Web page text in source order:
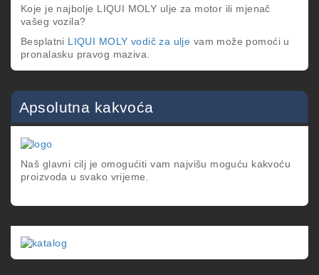
Koje je najbolje LIQUI MOLY ulje za motor ili mjenač
vašeg vozila?
Besplatni LIQUI MOLY vodič za ulje vam može pomoći u
pronalasku pravog maziva.
Apsolutna kakvoća
Naš glavni cilj je omogućiti vam najvišu moguću kakvoću
proizvoda u svako vrijeme.